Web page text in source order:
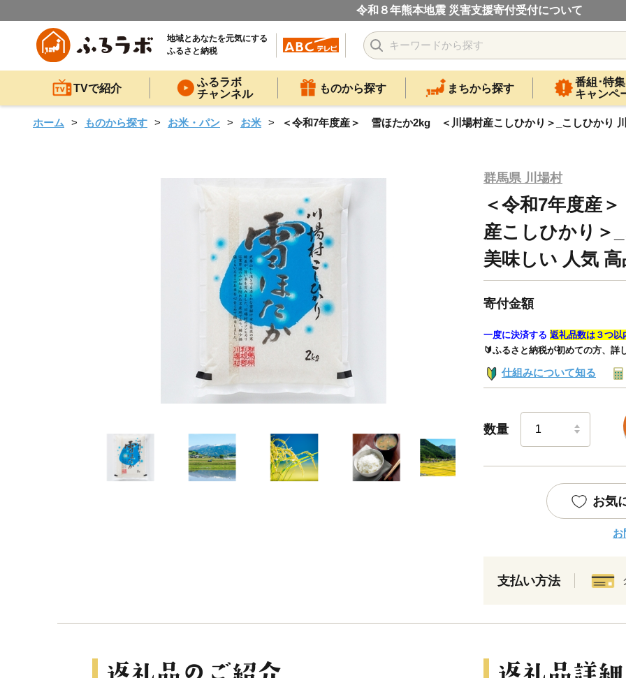
令和８年熊本地震 災害支援寄付受付について
地域とあなたを元気にする
ふるさと納税
TVで紹介
ふるラボ
チャンネル
ものから探す まちから探す
番組･特集
キャンペ
ホーム ものから探す お米・パン お米 ＜令和7年度産＞ 雪ほたか2kg ＜川場村産こしひかり＞_こしひかり 川
群馬県 川場村
＜令和7年度産
産こしひかり＞
美味しい 人気 高
寄付金額
一度に決済する 返礼品数は３つ以
🔰ふるさと納税が初めての方、詳
仕組みについて知る
数量
お気
お
支払い方法